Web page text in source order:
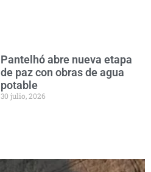
Pantelhó abre nueva etapa
de paz con obras de agua
potable
30 julio, 2026